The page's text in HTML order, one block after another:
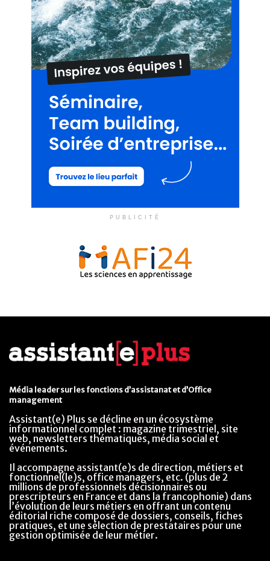
PUBLICITÉ
Média leader sur les fonctions d’assistanat et d’Office
management
Assistant(e) Plus se décline en un écosystème
informationnel complet : magazine trimestriel, site
web, newsletters thématiques, média social et
événements.
Il accompagne assistant(e)s de direction, métiers et
fonctionnel(le)s, office managers, etc. (plus de 2
millions de professionnels décisionnaires ou
prescripteurs en France et dans la francophonie) dans
l’évolution de leurs métiers en offrant un contenu
éditorial riche composé de dossiers, conseils, fiches
pratiques, et une sélection de prestataires pour une
gestion optimisée de leur métier.